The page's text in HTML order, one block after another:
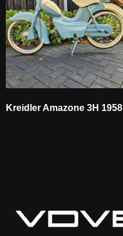
Kreidler Amazone 3H 1958